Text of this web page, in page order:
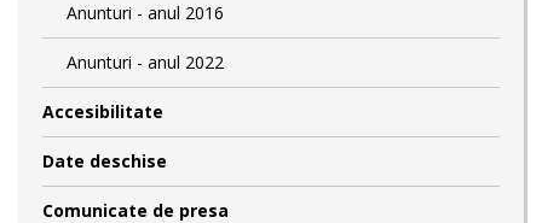
Anunturi - anul 2016
Anunturi - anul 2022
Accesibilitate
Date deschise
Comunicate de presa